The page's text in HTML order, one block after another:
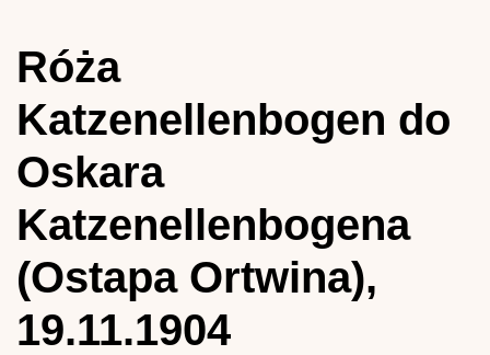
Róża
Katzenellenbogen do
Oskara
Katzenellenbogena
(Ostapa Ortwina),
19.11.1904